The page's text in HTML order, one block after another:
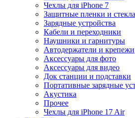
Чехлы для iPhone 7
Защитные пленки и стекла
Зарядные устройства
Кабели и переходники
Наушники и гарнитуры
Автодержатели и крепежи
Аксессуары для фото
Аксессуары для видео
Док станции и подставки
Портативные зарядные
Акустика
Прочее
Чехлы для iPhone 17 Air